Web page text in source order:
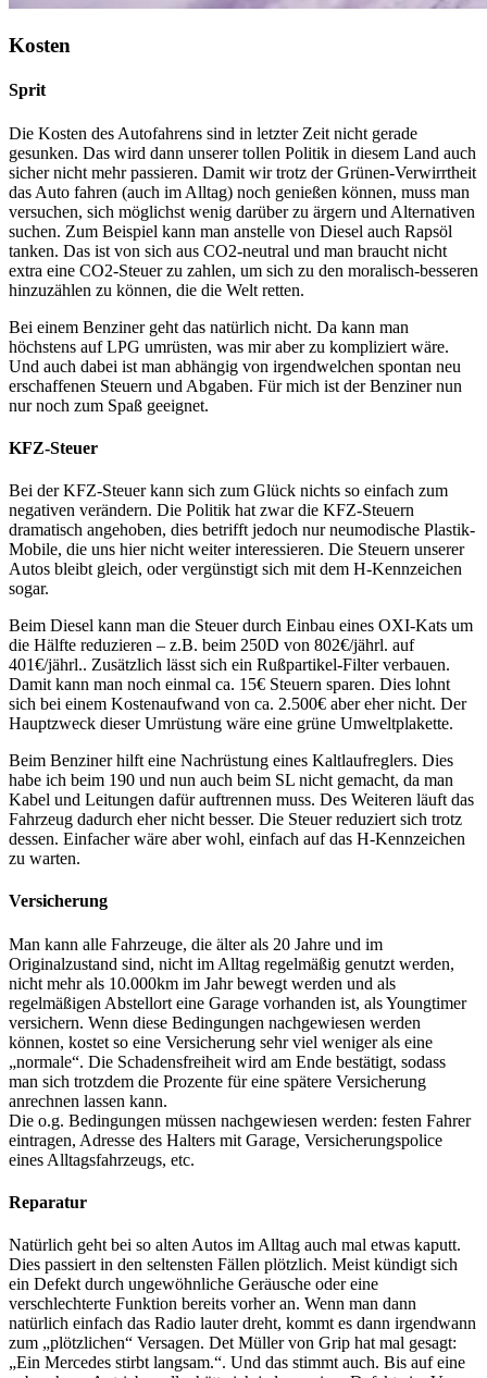
Kosten
Sprit
Die Kosten des Autofahrens sind in letzter Zeit nicht gerade
gesunken. Das wird dann unserer tollen Politik in diesem Land auch
sicher nicht mehr passieren. Damit wir trotz der Grünen-Verwirrtheit
das Auto fahren (auch im Alltag) noch genießen können, muss man
versuchen, sich möglichst wenig darüber zu ärgern und Alternativen
suchen. Zum Beispiel kann man anstelle von Diesel auch Rapsöl
tanken. Das ist von sich aus CO2-neutral und man braucht nicht
extra eine CO2-Steuer zu zahlen, um sich zu den moralisch-besseren
hinzuzählen zu können, die die Welt retten.
Bei einem Benziner geht das natürlich nicht. Da kann man
höchstens auf LPG umrüsten, was mir aber zu kompliziert wäre.
Und auch dabei ist man abhängig von irgendwelchen spontan neu
erschaffenen Steuern und Abgaben. Für mich ist der Benziner nun
nur noch zum Spaß geeignet.
KFZ-Steuer
Bei der KFZ-Steuer kann sich zum Glück nichts so einfach zum
negativen verändern. Die Politik hat zwar die KFZ-Steuern
dramatisch angehoben, dies betrifft jedoch nur neumodische Plastik-
Mobile, die uns hier nicht weiter interessieren. Die Steuern unserer
Autos bleibt gleich, oder vergünstigt sich mit dem H-Kennzeichen
sogar.
Beim Diesel kann man die Steuer durch Einbau eines OXI-Kats um
die Hälfte reduzieren – z.B. beim 250D von 802€/jährl. auf
401€/jährl.. Zusätzlich lässt sich ein Rußpartikel-Filter verbauen.
Damit kann man noch einmal ca. 15€ Steuern sparen. Dies lohnt
sich bei einem Kostenaufwand von ca. 2.500€ aber eher nicht. Der
Hauptzweck dieser Umrüstung wäre eine grüne Umweltplakette.
Beim Benziner hilft eine Nachrüstung eines Kaltlaufreglers. Dies
habe ich beim 190 und nun auch beim SL nicht gemacht, da man
Kabel und Leitungen dafür auftrennen muss. Des Weiteren läuft das
Fahrzeug dadurch eher nicht besser. Die Steuer reduziert sich trotz
dessen. Einfacher wäre aber wohl, einfach auf das H-Kennzeichen
zu warten.
Versicherung
Man kann alle Fahrzeuge, die älter als 20 Jahre und im
Originalzustand sind, nicht im Alltag regelmäßig genutzt werden,
nicht mehr als 10.000km im Jahr bewegt werden und als
regelmäßigen Abstellort eine Garage vorhanden ist, als Youngtimer
versichern. Wenn diese Bedingungen nachgewiesen werden
können, kostet so eine Versicherung sehr viel weniger als eine
„normale“. Die Schadensfreiheit wird am Ende bestätigt, sodass
man sich trotzdem die Prozente für eine spätere Versicherung
anrechnen lassen kann.
Die o.g. Bedingungen müssen nachgewiesen werden: festen Fahrer
eintragen, Adresse des Halters mit Garage, Versicherungspolice
eines Alltagsfahrzeugs, etc.
Reparatur
Natürlich geht bei so alten Autos im Alltag auch mal etwas kaputt.
Dies passiert in den seltensten Fällen plötzlich. Meist kündigt sich
ein Defekt durch ungewöhnliche Geräusche oder eine
verschlechterte Funktion bereits vorher an. Wenn man dann
natürlich einfach das Radio lauter dreht, kommt es dann irgendwann
zum „plötzlichen“ Versagen. Det Müller von Grip hat mal gesagt:
„Ein Mercedes stirbt langsam.“. Und das stimmt auch. Bis auf eine